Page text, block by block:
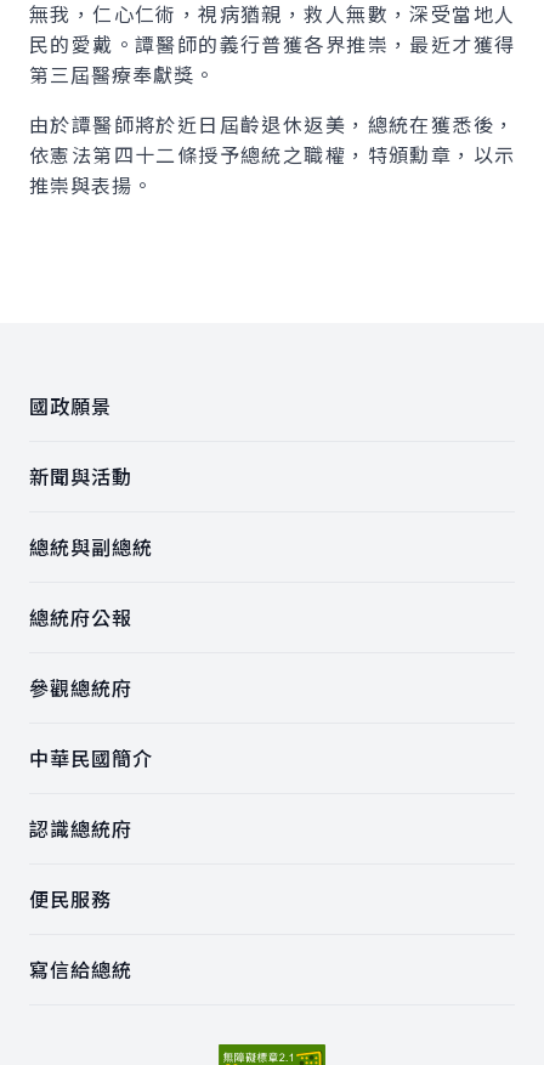
無我，仁心仁術，視病猶親，救人無數，深受當地人
民的愛戴。譚醫師的義行普獲各界推崇，最近才獲得
第三屆醫療奉獻獎。
由於譚醫師將於近日屆齡退休返美，總統在獲悉後，
依憲法第四十二條授予總統之職權，特頒勳章，以示
推崇與表揚。
國政願景
新聞與活動
總統與副總統
總統府公報
參觀總統府
中華民國簡介
認識總統府
便民服務
寫信給總統